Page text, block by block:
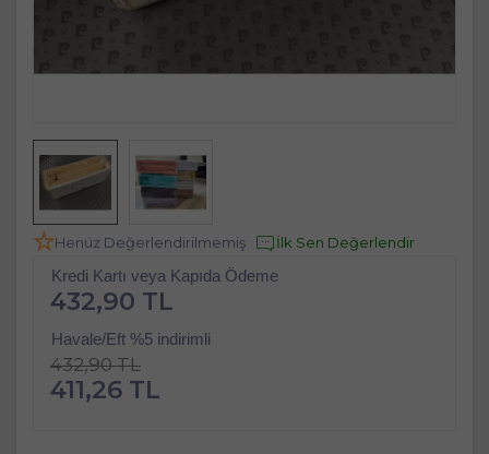
Henüz Değerlendirilmemiş İlk Sen Değerlendir
Kredi Kartı veya Kapıda Ödeme
432,90 TL
Havale/Eft %5 indirimli
432,90 TL
411,26 TL